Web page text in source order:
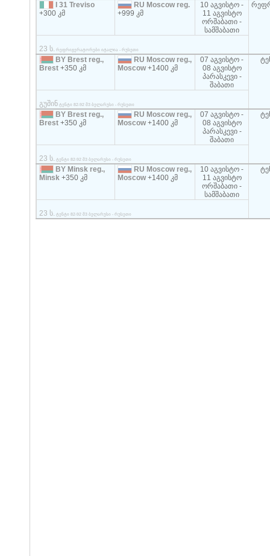
I 31 Treviso
+300 კმ
RU Moscow reg.
+999 კმ
10 აგვისტო -
11 აგვისტო
ორშაბათი -
სამშაბათი
23 ს. რეფრიჟერატორები იტალია - რუსეთი
BY Brest reg.,
Brest+350 კმ
RU Moscow reg.,
Moscow+1400 კმ
07 აგვისტო -
08 აგვისტო
პარასკევი -
შაბათი
გუშინ ტენტი 82-92 მ3 ბელარუსი - რუსეთი
BY Brest reg.,
Brest+350 კმ
RU Moscow reg.,
Moscow+1400 კმ
07 აგვისტო -
08 აგვისტო
პარასკევი -
შაბათი
23 ს. ტენტი 82-92 მ3 ბელარუსი - რუსეთი
BY Minsk reg.,
Minsk+350 კმ
RU Moscow reg.,
Moscow+1400 კმ
10 აგვისტო -
11 აგვისტო
ორშაბათი -
სამშაბათი
23 ს. ტენტი 82-92 მ3 ბელარუსი - რუსეთი